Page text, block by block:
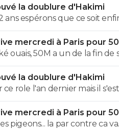
la doublure d'Hakimi
enfin son
c'est un futur BON àà ce
mercredi à Paris pour
ouais, 50M a un de la fin de
pleurer quand je
la doublure d'Hakimi
role l'an dernier mais il
l'EDF et ça a pourri sa 1ere
colle cette fois ci
mercredi à Paris pour